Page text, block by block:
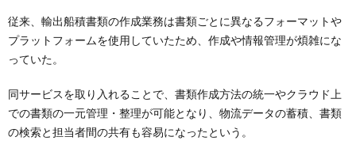
従来、輸出船積書類の作成業務は書類ごとに異なるフォーマットや
プラットフォームを使用していたため、作成や情報管理が煩雑にな
っていた。
同サービスを取り入れることで、書類作成方法の統一やクラウド上
での書類の一元管理・整理が可能となり、物流データの蓄積、書類
の検索と担当者間の共有も容易になったという。